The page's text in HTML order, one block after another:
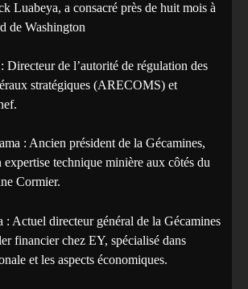
Luabeya, a consacré près de huit mois à
de Washington
Directeur de l’autorité de régulation des
stratégiques (ARECOMS) et
: Ancien président de la Gécamines,
expertise technique minière aux côtés du
Cormier.
: Actuel directeur général de la Gécamines
financier chez EY, spécialisé dans
et les aspects économiques.